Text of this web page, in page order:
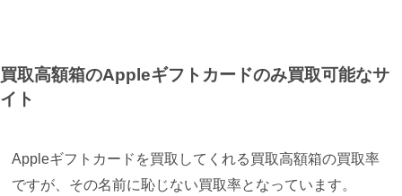
買取高額箱のAppleギフトカードのみ買取可能なサ
イト
Appleギフトカードを買取してくれる買取高額箱の買取率
ですが、その名前に恥じない買取率となっています。